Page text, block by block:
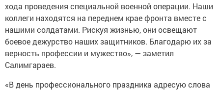
хода проведения специальной военной операции. Наши
коллеги находятся на переднем крае фронта вместе с
нашими солдатами. Рискуя жизнью, они освещают
боевое дежурство наших защитников. Благодарю их за
верность профессии и мужество», — заметил
Салимгараев.
«В день профессионального праздника адресую слова